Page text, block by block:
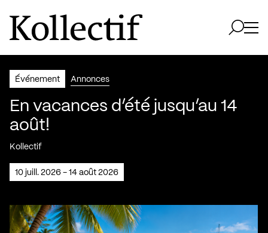
Aller à la page d'accueil
Logo Kollectif
Événement Annonces
En vacances d’été jusqu’au 14
août!
Kollectif
10 juill. 2026 - 14 août 2026